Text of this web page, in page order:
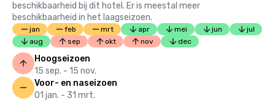
beschikbaarheid bij dit hotel. Er is meestal meer
beschikbaarheid in het laagseizoen.
jan feb mrt apr mei jun
jul
aug
sep okt nov dec
Hoogseizoen
15 sep. - 15 nov.
Voor- en naseizoen
01 jan. - 31 mrt.